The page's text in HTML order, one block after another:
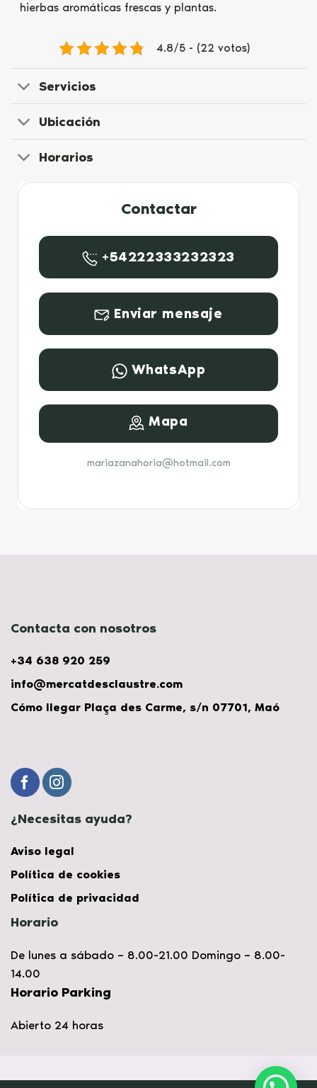
hierbas aromáticas frescas y plantas.
4.8/5 - (22 votos)
Servicios
Ubicación
Horarios
Contactar
+54222333232323
Enviar mensaje
WhatsApp
Mapa
mariazanahoria@hotmail.com
Contacta con nosotros
+34 638 920 259
info@mercatdesclaustre.com
Cómo llegar Plaça des Carme, s/n 07701, Maó
¿Necesitas ayuda?
Aviso legal
Política de cookies
Política de privacidad
Horario
De lunes a sábado – 8.00-21.00 Domingo – 8.00-
14.00
Horario Parking
Abierto 24 horas